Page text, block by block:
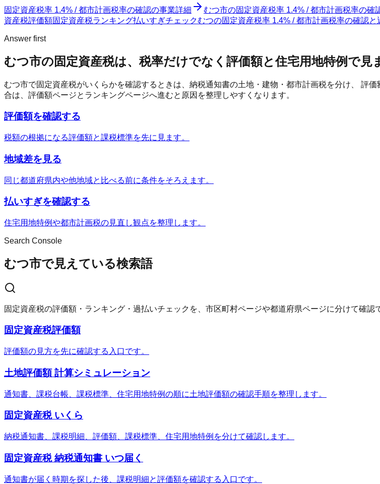
固定資産税率 1.4% / 都市計画税率の確認の事業詳細 むつ市の固定資産税率 1.4% / 都市計画税率の確
資産税評価額固定資産税ランキング払いすぎチェックむつの固定資産税率 1.4% / 都市計画税率の確認と
Answer first
むつ市の固定資産税は、税率だけでなく評価額と住宅用地特例で見
むつ市で固定資産税がいくらかを確認するときは、納税通知書の土地・建物・都市計画税を分け、 評
合は、評価額ページとランキングページへ進むと原因を整理しやすくなります。
評価額を確認する
税額の根拠になる評価額と課税標準を先に見ます。
地域差を見る
同じ都道府県内や他地域と比べる前に条件をそろえます。
払いすぎを確認する
住宅用地特例や都市計画税の見直し観点を整理します。
Search Console
むつ市で見えている検索語
固定資産税の評価額・ランキング・過払いチェックを、市区町村ページや都道府県ページに分けて確認
固定資産税評価額
評価額の見方を先に確認する入口です。
土地評価額 計算シミュレーション
通知書、課税台帳、課税標準、住宅用地特例の順に土地評価額の確認手順を整理します。
固定資産税 いくら
納税通知書、課税明細、評価額、課税標準、住宅用地特例を分けて確認します。
固定資産税 納税通知書 いつ届く
通知書が届く時期を探した後、課税明細と評価額を確認する入口です。